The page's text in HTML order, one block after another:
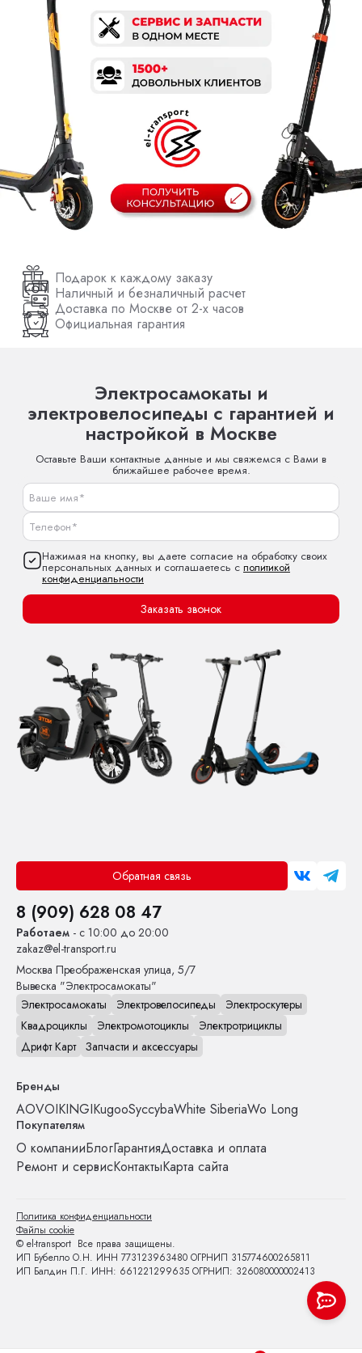
Подарок к каждому заказу
Наличный и безналичный расчет
Доставка по Москве от 2-х часов
Официальная гарантия
Электросамокаты и
электровелосипеды с гарантией и
настройкой в Москве
Оставьте Ваши контактные данные и мы свяжемся с Вами в
ближайшее рабочее время.
Нажимая на кнопку, вы даете согласие на обработку своих
персональных данных и соглашаетесь с политикой
конфиденциальности
Заказать звонок
Обратная связь
8 (909) 628 08 47
Работаем - с 10:00 до 20:00
zakaz@el-transport.ru
Москва Преображенская улица, 5/7
Вывеска "Электросамокаты"
Электросамокаты
Электровелосипеды
Электроскутеры
Квадроциклы
Электромотоциклы
Электротрициклы
Дрифт Карт Запчасти и аксессуары
Бренды
AOVOIKINGIKugooSyccybaWhite SiberiaWo Long
Покупателям
О компанииБлогГарантияДоставка и оплата
Ремонт и сервисКонтактыКарта сайта
© el-transport Все права защищены.
ИП Бубелло О.Н. ИНН 773123963480 ОГРНИП 315774600265811
ИП Балдин П.Г. ИНН: 661221299635 ОГРНИП: 326080000002413
Политика конфиденциальности
Файлы cookie